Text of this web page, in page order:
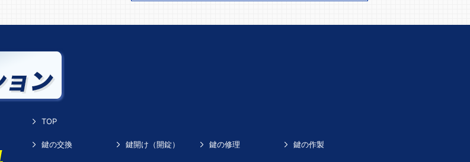
TOP
鍵の交換 鍵開け（開錠） 鍵の修理 鍵の作製